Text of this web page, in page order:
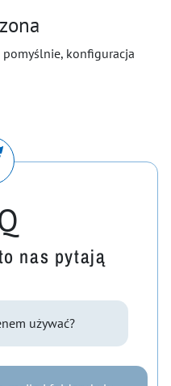
konfiguracja
nas pytają
używać?